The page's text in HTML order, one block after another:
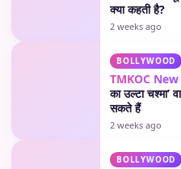
क्या कहती है?
2 weeks ago
BOLLYWOOD
TMKOC
का उल्टा
सकते हैं
2 weeks ago
BOLLYWOOD